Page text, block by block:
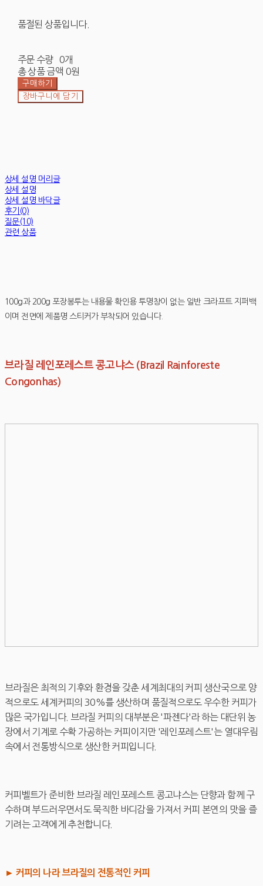
품절된 상품입니다.
주문 수량
0개
총 상품 금액 0원
구매하기
장바구니에 담기
상세 설명 머리글
상세 설명
상세 설명 바닥글
후기(0)
질문(10)
관련 상품
100g과 200g 포장봉투는 내용물 확인용 투명창이 없는 일반 크라프트 지퍼백
이며 전면에 제품명 스티커가 부착되어 있습니다.
브라질 레인포레스트 콩고냐스 (Brazil Rainforeste
Congonhas)
브라질은 최적의 기후와 환경을 갖춘 세계최대의 커피 생산국으로 양
적으로도 세계커피의 30%를 생산하며 품질적으로도 우수한 커피가
많은 국가입니다. 브라질 커피의 대부분은 '파젠다'라 하는 대단위 농
장에서 기계로 수확 가공하는 커피이지만 '레인포레스트'는 열대우림
속에서 전통방식으로 생산한 커피입니다.
커피벨트가 준비한 브라질 레인포레스트 콩고냐스는 단향과 함께 구
수하며 부드러우면서도 묵직한 바디감을 가져서 커피 본연의 맛을 즐
기려는 고객에게 추천합니다.
► 커피의 나라 브라질의 전통적인 커피